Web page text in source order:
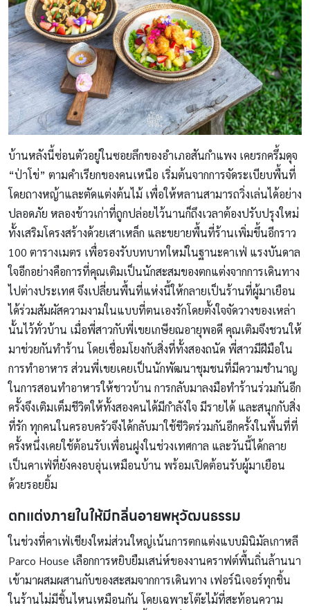
บ้านหลังนี้ซ่อนตัวอยู่ในซอยลึกของอำเภอสันกำแพง เคยรกครึ้มดุจ
“ป่าโข่” ตามคำเรียกของคนเหนือ เริ่มต้นจากการจัดระเบียบพื้นที่
โดยถางหญ้าและตัดแต่งต้นไม้ เพื่อให้หลานสามารถวิ่งเล่นได้อย่าง
ปลอดภัย หลองข้าวเก่าที่ถูกปล่อยไว้นานก็ถึงเวลาต้องปรับปรุงใหม่
ทั้งเสริมโครงสร้างด้วยเสาเหล็ก และขยายพื้นที่ร้านเพิ่มขึ้นอีกราว
100 ตารางเมตร เพื่อรองรับบทบาทใหม่ในฐานะคาเฟ่ แรงบันดาล
ใจอีกอย่างคือการที่คุณเติมเป็นนักสะสมของตกแต่งจากการเดินทาง
ไปต่างประเทศ จึงเปลี่ยนพื้นที่แห่งนี้ให้กลายเป็นร้านที่ผู้มาเยือน
ได้ร่วมสัมผัสความงามในแบบที่ตนเองรักโดยตั้งใจจัดวางของเหล่า
นั้นไว้ทั่วบ้าน เมื่อพี่สาวกับพี่เขยเกษียณอายุพอดี คุณเติมจึงชวนให้
มาช่วยกันทำร้าน โดยเชื่อมโยงกับสิ่งที่ทั้งสองถนัด พี่สาวมีฝีมือใน
การทำอาหาร ส่วนพี่เขยเคยเป็นนักพัฒนาชุมชนที่มีความชำนาญ
ในการสอนทำอาหารให้ชาวบ้าน การกลับมาลงมือทำร้านร่วมกันอีก
ครั้งจึงเติมเต็มชีวิตให้ทั้งสองคนได้มีกำลังใจ มีรายได้ และสนุกกับสิ่ง
ที่รัก ทุกคนในครอบครัวจึงได้กลับมาใช้ชีวิตร่วมกันอีกครั้งในพื้นที่ที่
ครั้งหนึ่งเคยใช้ต้อนรับเพื่อนฝูงในช่วงเทศกาล และวันนี้ได้กลาย
เป็นคาเฟ่ที่ยังคงอบอุ่นเหมือนบ้าน พร้อมเปิดต้อนรับผู้มาเยือน
ด้วยรอยยิ้ม
ตกแต่งภายในให้มีกลิ่นอายพหุวัฒนธรรม
ในช่วงที่คาเฟ่เชียงใหม่ส่วนใหญ่เน้นการตกแต่งแบบมินิมัลเกาหลี
Parco House เลือกการหยิบยืมเสน่ห์ของงานคราฟต์พื้นถิ่นล้านนา
เข้ามาผสมผสานกับของสะสมจากการเดินทาง เฟอร์นิเจอร์ทุกชิ้น
ในร้านไม่มีชิ้นไหนเหมือนกัน โดยเฉพาะโต๊ะไม้ที่สะท้อนความ